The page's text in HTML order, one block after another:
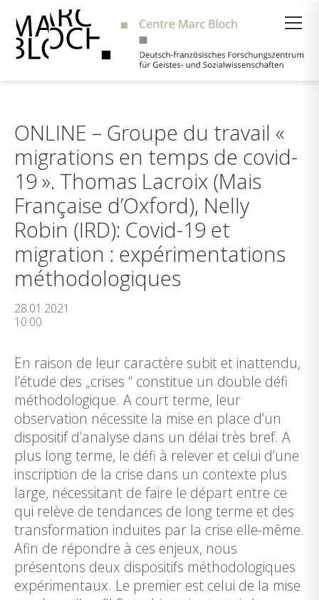
ONLINE – Groupe du travail «
migrations en temps de covid-
19 ». Thomas Lacroix (Mais
Française d’Oxford), Nelly
Robin (IRD): Covid-19 et
migration : expérimentations
méthodologiques
28.01.2021
10:00
En raison de leur caractère subit et inattendu,
l’étude des „crises “ constitue un double défi
méthodologique. A court terme, leur
observation nécessite la mise en place d’un
dispositif d’analyse dans un délai très bref. A
plus long terme, le défi à relever et celui d’une
inscription de la crise dans un contexte plus
large, nécessitant de faire le départ entre ce
qui relève de tendances de long terme et des
transformation induites par la crise elle-même.
Afin de répondre à ces enjeux, nous
présentons deux dispositifs méthodologiques
expérimentaux. Le premier est celui de la mise